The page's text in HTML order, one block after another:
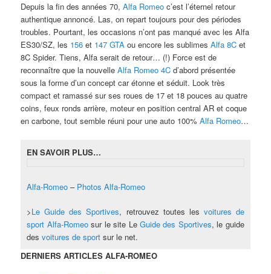
Depuis la fin des années 70,Alfa Romeo c’est l’éternel retour
authentique annoncé. Las, on repart toujours pour des périodes
troubles. Pourtant, les occasions n’ont pas manqué avec les Alfa
ES30/SZ, les 156 et 147 GTA ou encore les sublimesAlfa 8C et
8C Spider. Tiens, Alfa serait de retour… (!) Force est de
reconnaître que la nouvelleAlfa Romeo 4C d’abord présentée
sous la forme d’un concept car étonne et séduit. Look très
compact et ramassé sur ses roues de 17 et 18 pouces au quatre
coins, feux ronds arrière, moteur en position central AR et coque
en carbone, tout semble réuni pour une auto 100%Alfa Romeo…
EN SAVOIR PLUS…
Alfa-Romeo – Photos Alfa-Romeo
>Le Guide des Sportives, retrouvez toutes les voitures de
sport Alfa-Romeosur le site Le Guide des Sportives, le guide
desvoitures de sport sur le net.
DERNIERS ARTICLES ALFA-ROMEO